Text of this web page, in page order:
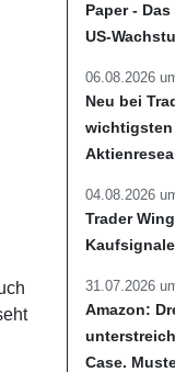
Paper -
US-
06.08.2026
Neu bei
04.08.2026
Trader
31.07.2026
Amazon:
Case.